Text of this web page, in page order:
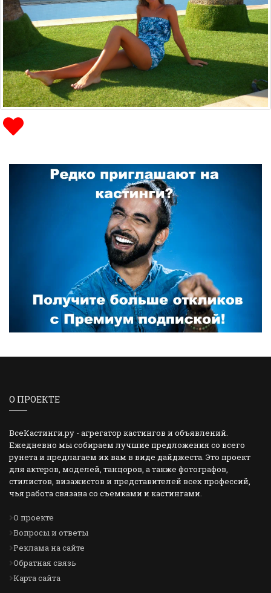
О ПРОЕКТЕ
ВсеКастинги.ру - агрегатор кастингов и объявлений.
Ежедневно мы собираем лучшие предложения со всего
рунета и предлагаем их вам в виде дайджеста. Это проект
для актеров, моделей, танцоров, а также фотографов,
стилистов, визажистов и представителей всех профессий,
чья работа связана со съемками и кастингами.
О проекте
Вопросы и ответы
Реклама на сайте
Обратная связь
Карта сайта